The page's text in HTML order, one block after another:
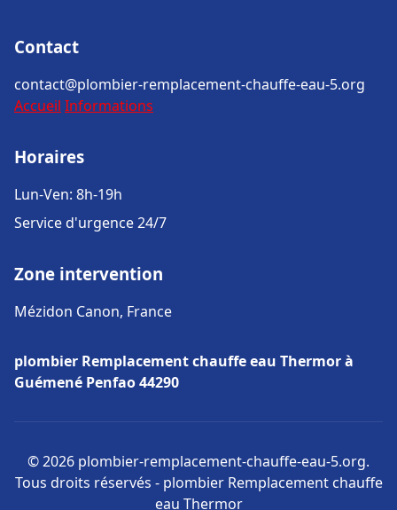
Contact
contact@plombier-remplacement-chauffe-eau-5.org
Accueil Informations
Horaires
Lun-Ven: 8h-19h
Service d'urgence 24/7
Zone intervention
Mézidon Canon, France
plombier Remplacement chauffe eau Thermor à
Guémené Penfao 44290
© 2026 plombier-remplacement-chauffe-eau-5.org.
Tous droits réservés - plombier Remplacement chauffe
eau Thermor